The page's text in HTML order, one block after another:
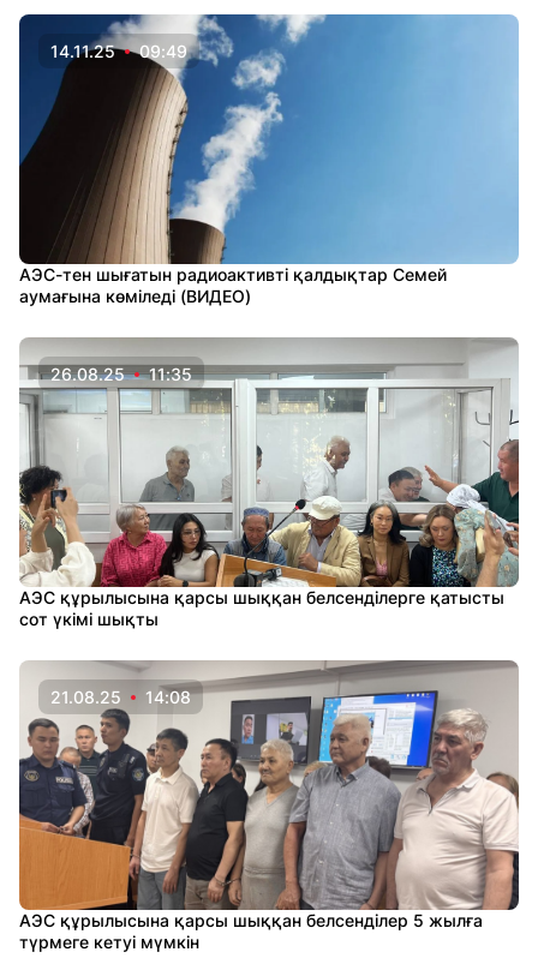
14.11.25 09:49
АЭС-тен шығатын радиоактивті қалдықтар Семей
аумағына көміледі (ВИДЕО)
26.08.25 11:35
АЭС құрылысына қарсы шыққан белсенділерге қатысты
сот үкімі шықты
21.08.25 14:08
АЭС құрылысына қарсы шыққан белсенділер 5 жылға
түрмеге кетуі мүмкін